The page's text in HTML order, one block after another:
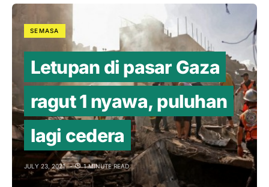
SEMASA
Letupan di pasar Gaza
ragut 1 nyawa, puluhan
lagi cedera
JULY 23, 2021 1 MINUTE READ